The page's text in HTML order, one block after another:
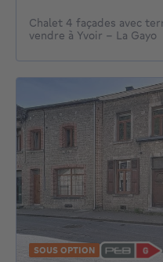
Chalet 4 façades avec
vendre à Yvoir - La Gayo
SOUS OPTION